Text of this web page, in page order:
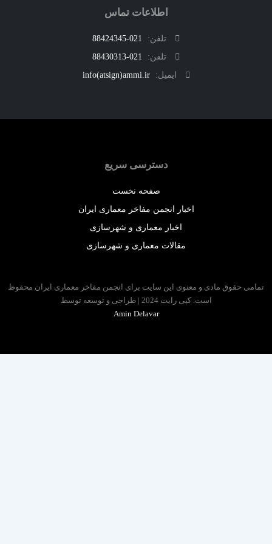
اطلاعات تماس
تلفن:
021-88424345
تلفن:
021-88430313
ایمیل:
info(atsign)ammi.ir
دسترسی سریع
صفحه نخست
اخبار انجمن مفاخر معماری ایران
اخبار معماری و شهرسازی
مقالات معماری و شهرسازی
حقوق مادی و معنوی این سایت برای انجمن مفاخر معماری ایران محفوظ
است. کپی رایت 2024 | طراحی و توسعه توسط
Amin Delavar